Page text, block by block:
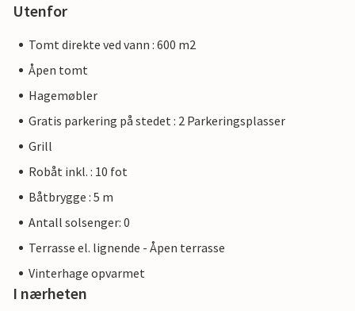
Utenfor
Tomt direkte ved vann : 600 m2
Åpen tomt
Hagemøbler
Gratis parkering på stedet : 2 Parkeringsplasser
Grill
Robåt inkl. : 10 fot
Båtbrygge : 5 m
Antall solsenger: 0
Terrasse el. lignende - Åpen terrasse
Vinterhage opvarmet
I nærheten